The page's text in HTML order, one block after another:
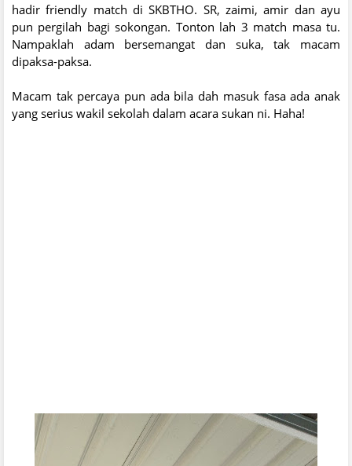
hadir friendly match di SKBTHO. SR, zaimi, amir dan ayu
pun pergilah bagi sokongan. Tonton lah 3 match masa tu.
Nampaklah adam bersemangat dan suka, tak macam
dipaksa-paksa.
Macam tak percaya pun ada bila dah masuk fasa ada anak
yang serius wakil sekolah dalam acara sukan ni. Haha!